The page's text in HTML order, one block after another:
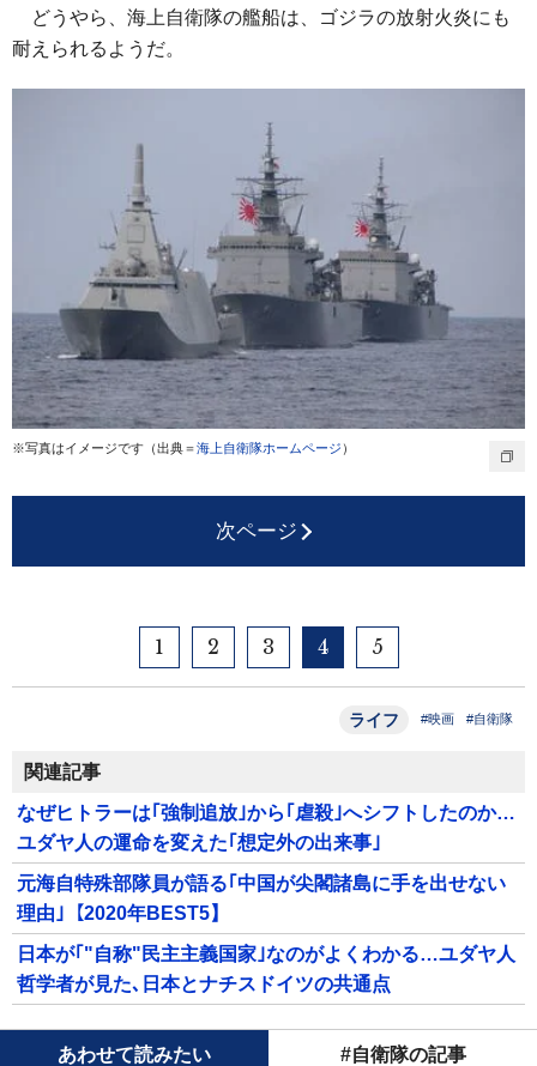
どうやら、海上自衛隊の艦船は、ゴジラの放射火炎にも
耐えられるようだ。
※写真はイメージです（出典＝海上自衛隊ホームページ ）
次ページ
1 2 3 4 5
ライフ #映画 #自衛隊
関連記事
なぜヒトラーは｢強制追放｣から｢虐殺｣へシフトしたのか…
ユダヤ人の運命を変えた｢想定外の出来事｣
元海自特殊部隊員が語る｢中国が尖閣諸島に手を出せない
理由｣【2020年BEST5】
日本が｢"自称"民主主義国家｣なのがよくわかる…ユダヤ人
哲学者が見た､日本とナチスドイツの共通点
あわせて読みたい #自衛隊の記事